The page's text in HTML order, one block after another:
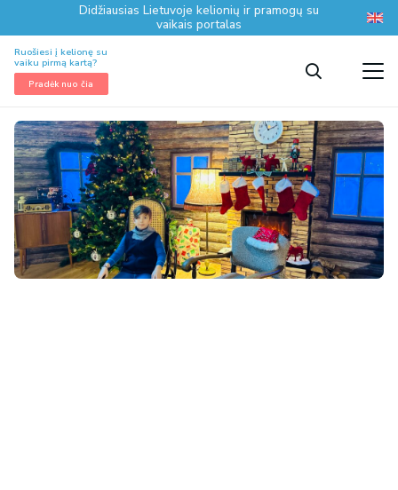
Didžiausias Lietuvoje kelionių ir pramogų su
vaikais portalas
Ruošiesi į kelionę su
vaiku pirmą kartą?
Pradėk nuo čia